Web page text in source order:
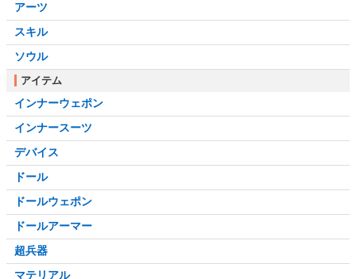
アーツ
スキル
ソウル
アイテム
インナーウェポン
インナースーツ
デバイス
ドール
ドールウェポン
ドールアーマー
超兵器
マテリアル